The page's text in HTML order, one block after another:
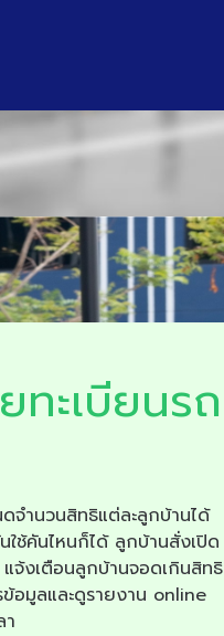
ทะเบียนรถ
จำนวนสิทธิแต่ละลูกบ้านได้
ใช้คันไหนก็ได้ ลูกบ้านสั่งเปิด
จ้งเตือนลูกบ้านจอดเกินสิทธิ
ข้อมูลและดูรายงาน online